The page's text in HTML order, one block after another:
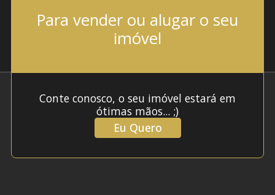
Para vender ou alugar o seu
imóvel
Conte conosco, o seu imóvel estará em
ótimas mãos... ;)
Eu Quero